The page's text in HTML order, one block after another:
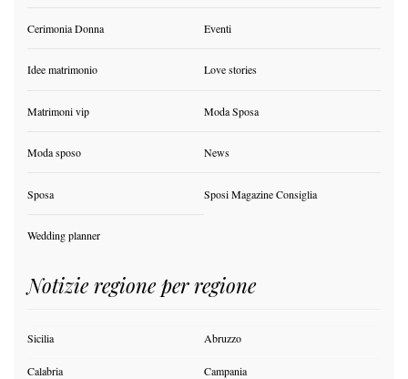
Cerimonia Donna Eventi
Idee matrimonio Love stories
Matrimoni vip Moda Sposa
Moda sposo News
Sposa Sposi Magazine Consiglia
Wedding planner
Notizie regione per regione
Sicilia Abruzzo
Calabria Campania